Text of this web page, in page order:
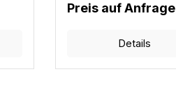
Preis auf Anfrage
Details